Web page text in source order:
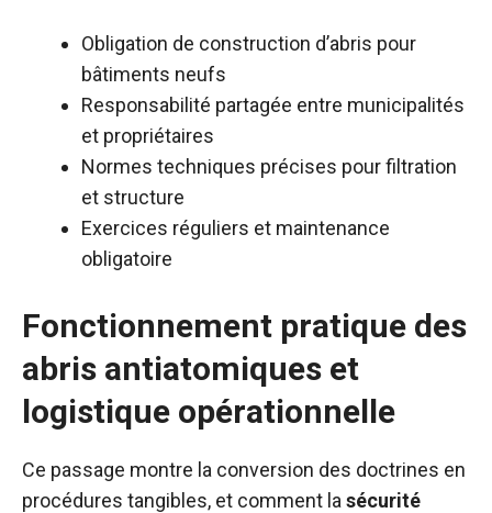
Obligation de construction d’abris pour
bâtiments neufs
Responsabilité partagée entre municipalités
et propriétaires
Normes techniques précises pour filtration
et structure
Exercices réguliers et maintenance
obligatoire
Fonctionnement pratique des
abris antiatomiques et
logistique opérationnelle
Ce passage montre la conversion des doctrines en
procédures tangibles, et comment la sécurité